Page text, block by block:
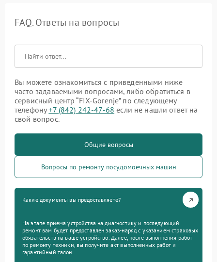
FAQ. Ответы на вопросы
Вы можете ознакомиться с приведенными ниже
часто задаваемыми вопросами, либо обратиться в
сервисный центр “FIX-Gorenje” по следующему
телефону+7 (842) 242-47-68 если не нашли ответ на
свой вопрос.
Общие вопросы
Вопросы по ремонту посудомоечных машин
Какие документы вы предоставляете?
На этапе приема устройства на диагностику и последующий
ремонт вам будет предоставлен заказ-наряд с указанием страховых
обязательств на ваше устройство. Далее, после выполнения работ
по ремонту техники, вы получите акт выполненных работ и
гарантийный талон.